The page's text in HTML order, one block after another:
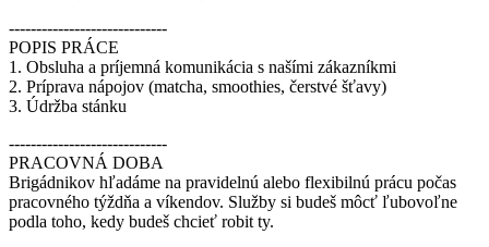
-----------------------------
POPIS PRÁCE
1. Obsluha a príjemná komunikácia s našími zákazníkmi
2. Príprava nápojov (matcha, smoothies, čerstvé šťavy)
3. Údržba stánku
-----------------------------
PRACOVNÁ DOBA
Brigádnikov hľadáme na pravidelnú alebo flexibilnú prácu počas
pracovného týždňa a víkendov. Služby si budeš môcť ľubovoľne
podla toho, kedy budeš chcieť robit ty.